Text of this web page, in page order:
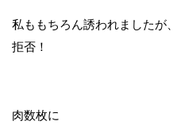
私ももちろん誘われましたが、
拒否！
肉数枚に